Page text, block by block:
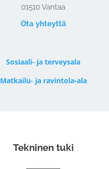
01510 Vantaa
Ota yhteyttä
Sosiaali- ja terveysala
Matkailu- ja ravintola-ala
Tekninen tuki